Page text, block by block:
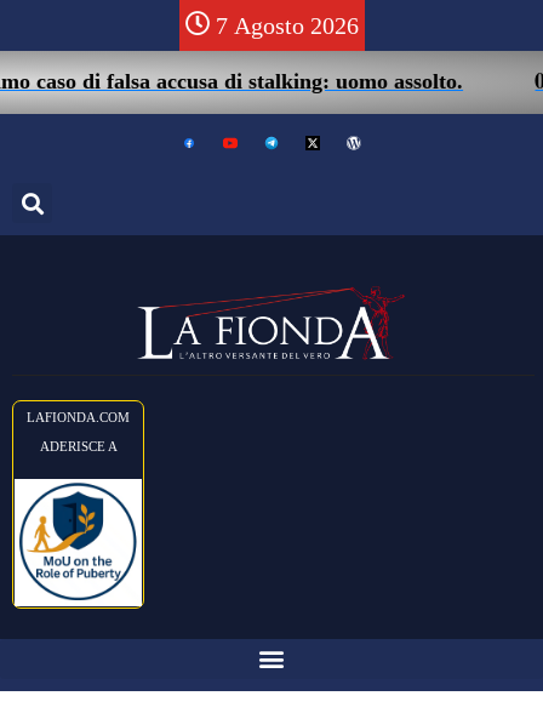
7 Agosto 2026
di falsa accusa di stalking: uomo assolto.
LAFIONDA.COM
ADERISCE A